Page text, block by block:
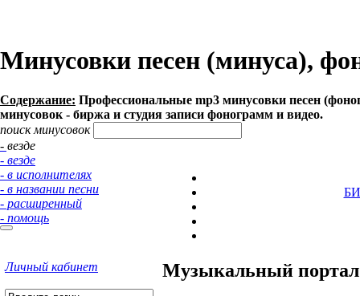
Минусовки песен (минуса),
Содержание: Профессиональные mp3 минусовки песен
минусовок - биржа и студия записи фонограмм и видео.
поиск минусовок
- везде
- везде
- в исполнителях
- в названии песни
- расширенный
- помощь
Личный кабинет Музыкальный портал